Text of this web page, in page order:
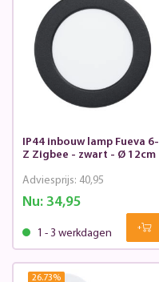
IP44 inbouw lamp Fueva 6-
Z Zigbee - zwart - Ø 12cm
Nu:34,95
Adviesprijs: 40,95
1 - 3 werkdagen
26.73%